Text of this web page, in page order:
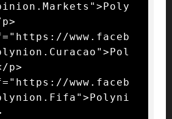
www.faceb
p>
www.faceb